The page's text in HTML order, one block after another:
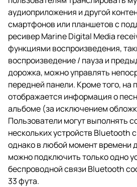
аудиоприложения и другой
смартфонов или планшетов с
ресивер Marine Digital Media
функциями воспроизведения,
воспроизведение / пауза и
дорожка, можно управлять
передней панели. Кроме того, на
отображается информация о
альбоме (за исключением
Пользователи могут выполнять
нескольких устройств Bluetooth
однако в любой момент времени
можно подключить только одно
беспроводной связи Bluetooth
33 фута.